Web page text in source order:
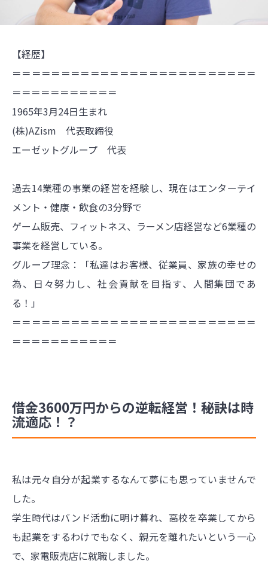
【経歴】
＝＝＝＝＝＝＝＝＝＝＝＝＝＝＝＝＝＝＝＝＝＝＝＝＝
＝＝＝＝＝＝＝＝＝＝＝
1965年3月24日生まれ
(株)AZism 代表取締役
エーゼットグループ 代表
過去14業種の事業の経営を経験し、現在はエンターテイ
メント・健康・飲食の3分野で
ゲーム販売、フィットネス、ラーメン店経営など6業種の
事業を経営している。
グループ理念：「私達はお客様、従業員、家族の幸せの
為、日々努力し、社会貢献を目指す、人間集団であ
る！」
＝＝＝＝＝＝＝＝＝＝＝＝＝＝＝＝＝＝＝＝＝＝＝＝＝
＝＝＝＝＝＝＝＝＝＝＝
借金3600万円からの逆転経営！秘訣は時
流適応！？
私は元々自分が起業するなんて夢にも思っていませんで
した。
学生時代はバンド活動に明け暮れ、高校を卒業してから
も起業をするわけでもなく、親元を離れたいという一心
で、家電販売店に就職しました。